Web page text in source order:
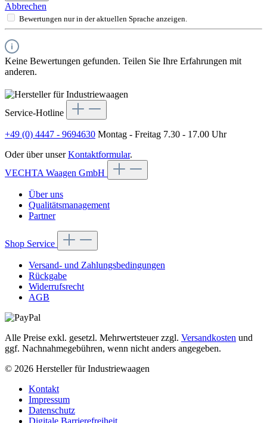
Abbrechen
Bewertungen nur in der aktuellen Sprache anzeigen.
Keine Bewertungen gefunden. Teilen Sie Ihre Erfahrungen mit
anderen.
Service-Hotline
+49 (0) 4447 - 9694630 Montag - Freitag 7.30 - 17.00 Uhr
Oder über unserKontaktformular.
VECHTA Waagen GmbH
Über uns
Qualitätsmanagement
Partner
Shop Service
Versand- und Zahlungsbedingungen
Rückgabe
Widerrufsrecht
AGB
Alle Preise exkl. gesetzl. Mehrwertsteuer zzgl. Versandkosten und
ggf. Nachnahmegebühren, wenn nicht anders angegeben.
© 2026 Hersteller für Industriewaagen
Kontakt
Impressum
Datenschutz
Digitale Barrierefreiheit